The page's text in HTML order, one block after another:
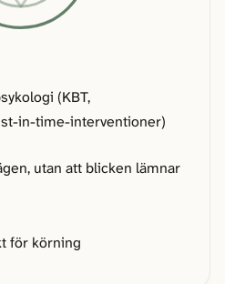
(KBT,
in-time-interventioner)
utan att blicken lämnar
för körning